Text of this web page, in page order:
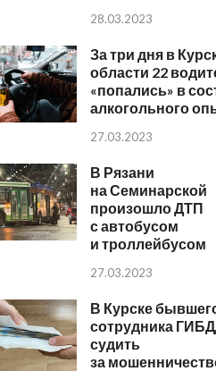
28.03.2023
За три дня в
области 22
«попались» в
алкогольного
27.03.2023
В Рязани
на Семинарской
произошло ДТП
с автобусом
и троллейбусом
27.03.2023
В Курске
сотрудника
судить
за